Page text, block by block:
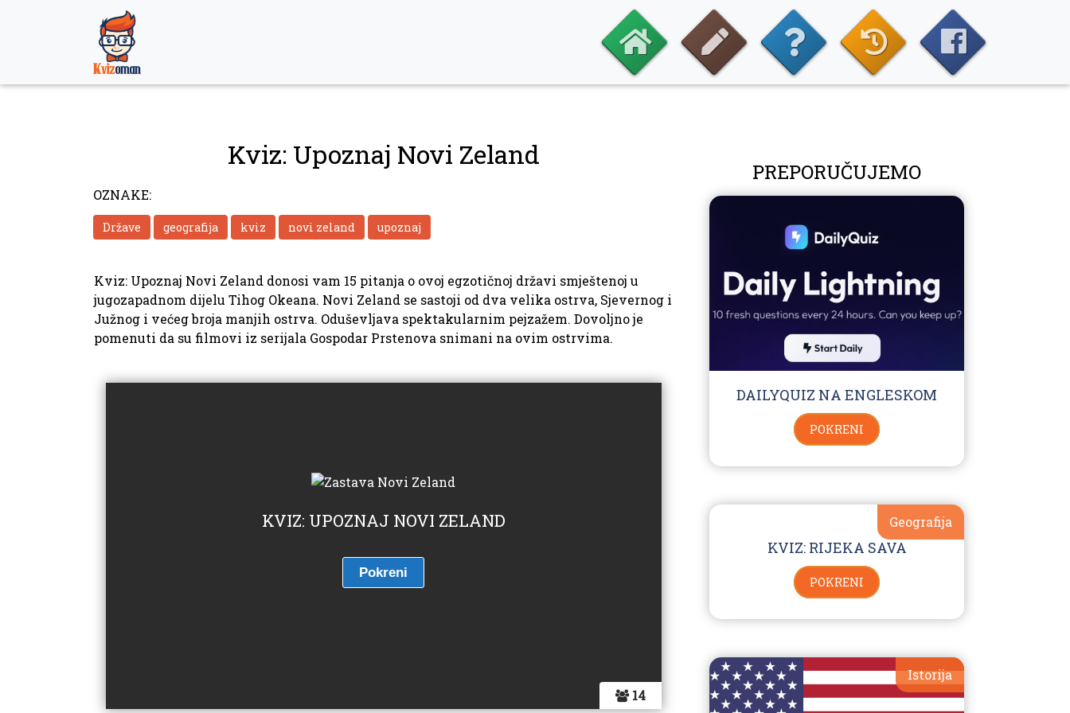
Kviz: Upoznaj Novi Zeland
OZNAKE:
Države geografija kviz novi zeland upoznaj
Kviz: Upoznaj Novi Zeland donosi vam 15 pitanja o ovoj egzotičnoj državi smještenoj u
jugozapadnom dijelu Tihog Okeana. Novi Zeland se sastoji od dva velika ostrva, Sjevernog i
Južnog i većeg broja manjih ostrva. Oduševljava spektakularnim pejzažem. Dovoljno je
pomenuti da su filmovi iz serijala Gospodar Prstenova snimani na ovim ostrvima.
14
KVIZ: UPOZNAJ NOVI ZELAND
PREPORUČUJEMO
DAILYQUIZ NA ENGLESKOM
POKRENI
Geografija
KVIZ: RIJEKA SAVA
POKRENI
Istorija